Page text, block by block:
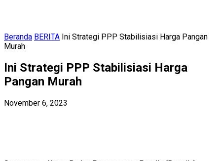
Beranda BERITA Ini Strategi PPP Stabilisiasi Harga Pangan
Murah
Ini Strategi PPP Stabilisiasi Harga
Pangan Murah
November 6, 2023